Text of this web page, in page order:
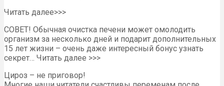
Читать далее>>>
СОВЕТ! Обычная очистка печени может омолодить
организм за несколько дней и подарит дополнительных
15 лет жизни – очень даже интересный бонус узнать
секрет… Читать далее >>>
Цироз – не приговор!